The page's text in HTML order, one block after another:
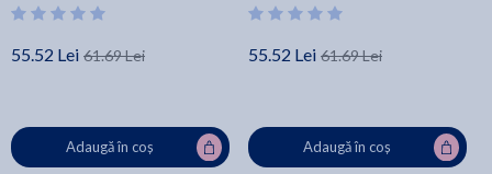
55.52 Lei 61.69 Lei
Adaugă în coș
55.52 Lei 61.69 Lei
Adaugă în coș